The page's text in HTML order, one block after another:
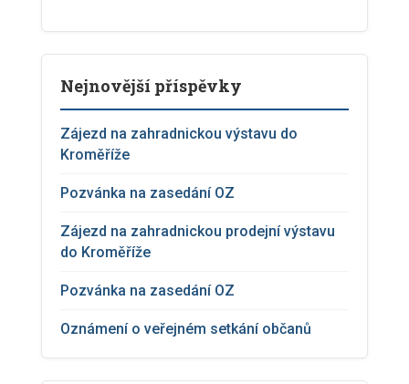
Nejnovější příspěvky
Zájezd na zahradnickou výstavu do
Kroměříže
Pozvánka na zasedání OZ
Zájezd na zahradnickou prodejní výstavu
do Kroměříže
Pozvánka na zasedání OZ
Oznámení o veřejném setkání občanů